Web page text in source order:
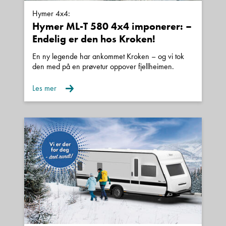
Brukte biler kan leveres med inntil 24 mnd
garanti.
Finansiering
Våre samarbeidspartnere er Santander,
Sparebank 1 Finans og Gjensidige/Nordea.
Vi kan tilby gunstige løsninger med inntil 15 års
nedbetaling og fra 0 kroner i egenkapital.
Kroken Ålesund
Vi er forhandler av Hymer, Carado, Bürstner og
LMC.
I tillegg finner man Niesmann+Bischoff, Laika og
Polar hos flere andre Kroken forhandlere.
Vi er en del av Kroken Caravan AS, som har
forhandlere i Bodø, Åndalsnes, Kristiansand,
Hymer 4x4:
Hymer ML-T 580 4x4 imponerer: –
Endelig er den hos Kroken!
En ny legende har ankommet Kroken – og vi tok
den med på en prøvetur oppover fjellheimen.
Les mer